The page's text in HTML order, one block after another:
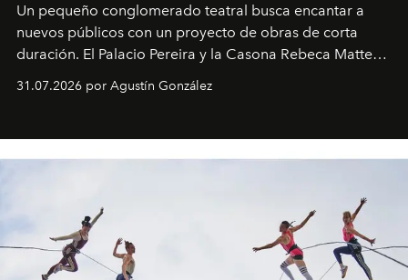
Un pequeño conglomerado teatral busca encantar a
nuevos públicos con un proyecto de obras de corta
duración. El Palacio Pereira y la Casona Rebeca Matte
miniobras. Sus puestas en escena son limpias; ponen el
31.07.2026 por Agustín González